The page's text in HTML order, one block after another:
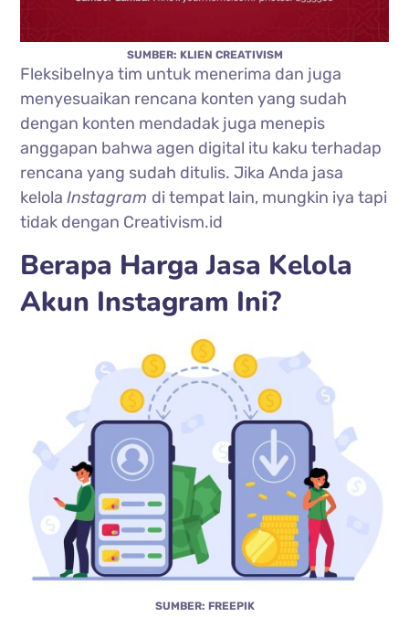
SUMBER: KLIEN CREATIVISM
Fleksibelnya tim untuk menerima dan juga
menyesuaikan rencana konten yang sudah
dengan konten mendadak juga menepis
anggapan bahwa agen digital itu kaku terhadap
rencana yang sudah ditulis. Jika Anda jasa
kelolaInstagram di tempat lain, mungkin iya tapi
tidak dengan Creativism.id
Berapa Harga Jasa Kelola
Akun Instagram Ini?
SUMBER: FREEPIK